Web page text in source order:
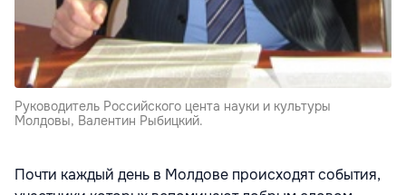
Руководитель Российского цента науки и культуры
Молдовы, Валентин Рыбицкий.
Почти каждый день в Молдове происходят события,